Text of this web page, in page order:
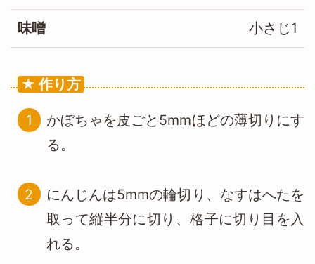
味噌 小さじ1
作り方
かぼちゃを皮ごと5mmほどの薄切りにす
る。
にんじんは5mmの輪切り、なすはへたを
取って縦半分に切り、格子に切り目を入
れる。